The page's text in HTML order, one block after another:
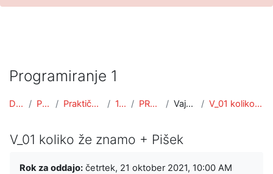
Programiranje 1
Domov Predmeti Praktična matematika 1. letnik PROG1 (PRA) Vaje 2021/22 V_01 koliko že znamo + Pišek
V_01 koliko že znamo + Pišek
Rok za oddajo: četrtek, 21 oktober 2021, 10:00 AM